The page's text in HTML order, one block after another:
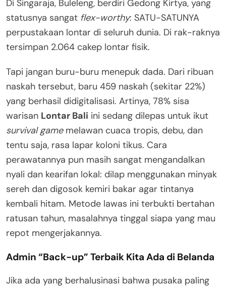
Di Singaraja, Buleleng, berdiri Gedong Kirtya, yang
statusnya sangat flex-worthy: SATU-SATUNYA
perpustakaan lontar di seluruh dunia. Di rak-raknya
tersimpan 2.064 cakep lontar fisik.
Tapi jangan buru-buru menepuk dada. Dari ribuan
naskah tersebut, baru 459 naskah (sekitar 22%)
yang berhasil didigitalisasi. Artinya, 78% sisa
warisan Lontar Bali ini sedang dilepas untuk ikut
survival gamemelawan cuaca tropis, debu, dan
tentu saja, rasa lapar koloni tikus. Cara
perawatannya pun masih sangat mengandalkan
nyali dan kearifan lokal: dilap menggunakan minyak
sereh dan digosok kemiri bakar agar tintanya
kembali hitam. Metode lawas ini terbukti bertahan
ratusan tahun, masalahnya tinggal siapa yang mau
repot mengerjakannya.
Admin “Back-up” Terbaik Kita Ada di Belanda
Jika ada yang berhalusinasi bahwa pusaka paling